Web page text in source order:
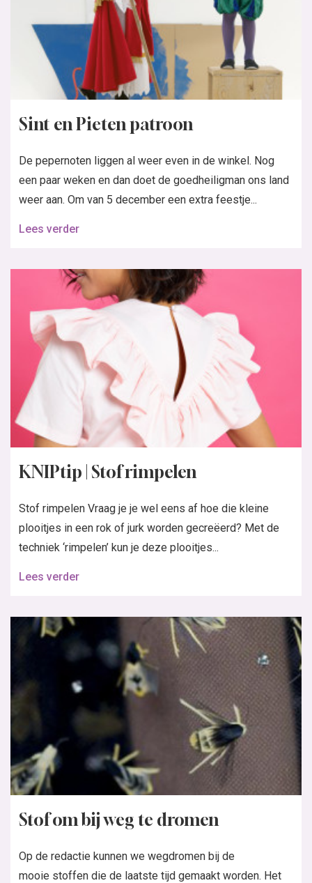
Sint en Pieten patroon
De pepernoten liggen al weer even in de winkel. Nog
een paar weken en dan doet de goedheiligman ons land
weer aan. Om van 5 december een extra feestje...
Lees verder
KNIPtip | Stof rimpelen
Stof rimpelen Vraag je je wel eens af hoe die kleine
plooitjes in een rok of jurk worden gecreëerd? Met de
techniek ‘rimpelen’ kun je deze plooitjes...
Lees verder
Stof om bij weg te dromen
Op de redactie kunnen we wegdromen bij de
mooie stoffen die de laatste tijd gemaakt worden. Het